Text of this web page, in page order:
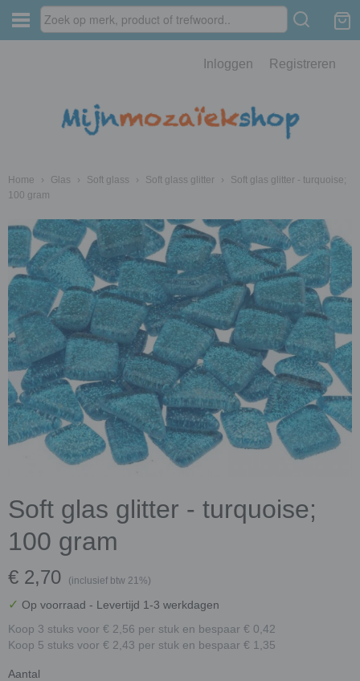
Inloggen Registreren
Home › Glas › Soft glass › Soft glass glitter ›
Soft glas glitter - turquoise;
100 gram
Soft glas glitter - turquoise;
100 gram
€ 2,70 (inclusief btw 21%)
✓ Op voorraad - Levertijd 1-3 werkdagen
Koop 3 stuks voor € 2,56 per stuk en bespaar € 0,42
Koop 5 stuks voor € 2,43 per stuk en bespaar € 1,35
Aantal